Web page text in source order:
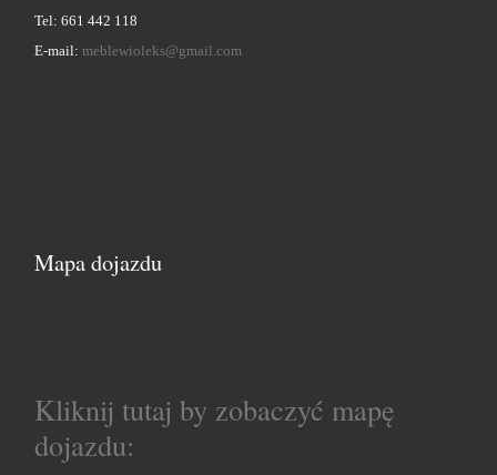
Tel: 661 442 118
E-mail: meblewioleks@gmail.com
Mapa dojazdu
Kliknij tutaj by zobaczyć mapę
dojazdu: